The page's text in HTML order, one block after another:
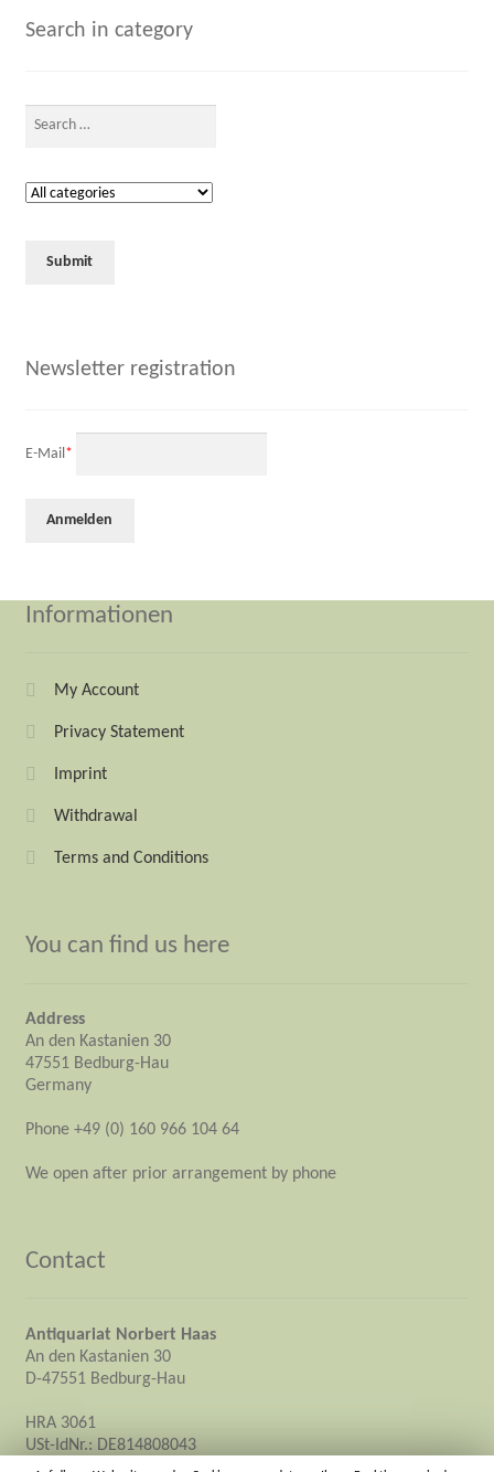
Search in category
Newsletter registration
E-Mail *
Informationen
My Account
Privacy Statement
Imprint
Withdrawal
Terms and Conditions
You can find us here
Address
An den Kastanien 30
47551 Bedburg-Hau
Germany
Phone +49 (0) 160 966 104 64
We open after prior arrangement by phone
Contact
Antiquariat Norbert Haas
An den Kastanien 30
D-47551 Bedburg-Hau
HRA 3061
USt-IdNr.: DE814808043
Owner: Norbert Haas